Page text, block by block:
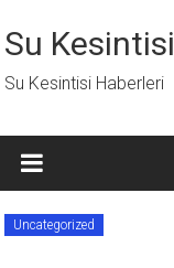
geç
Su Kesintisi
Su Kesintisi Haberleri
Uncategorized